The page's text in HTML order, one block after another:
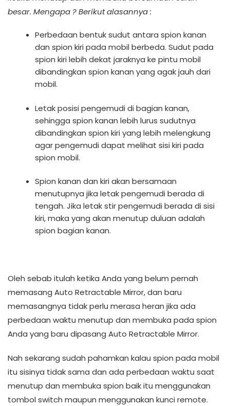
besar. Mengapa ? Berikut alasannya :
Perbedaan bentuk sudut antara spion kanan
dan spion kiri pada mobil berbeda. Sudut pada
spion kiri lebih dekat jaraknya ke pintu mobil
dibandingkan spion kanan yang agak jauh dari
mobil.
Letak posisi pengemudi di bagian kanan,
sehingga spion kanan lebih lurus sudutnya
dibandingkan spion kiri yang lebih melengkung
agar pengemudi dapat melihat sisi kiri pada
spion mobil.
Spion kanan dan kiri akan bersamaan
menutupnya jika letak pengemudi berada di
tengah. Jika letak stir pengemudi berada di sisi
kiri, maka yang akan menutup duluan adalah
spion bagian kanan.
Oleh sebab itulah ketika Anda yang belum pernah
memasang Auto Retractable Mirror, dan baru
memasangnya tidak perlu merasa heran jika ada
perbedaan waktu menutup dan membuka pada spion
Anda yang baru dipasang Auto Retractable Mirror.
Nah sekarang sudah pahamkan kalau spion pada mobil
itu sisinya tidak sama dan ada perbedaan waktu saat
menutup dan membuka spion baik itu menggunakan
tombol switch maupun menggunakan kunci remote.